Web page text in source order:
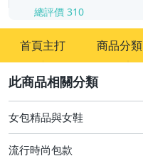
總評價 310
首頁主打 商品分類
圖書/影音/文具
居家、家具與園藝
女包精品與女鞋
流行時尚包款